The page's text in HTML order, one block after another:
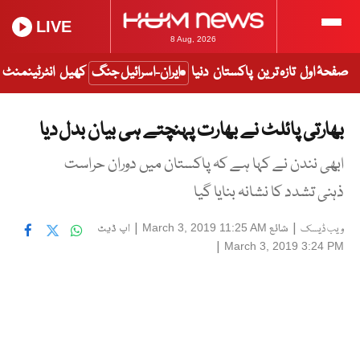
8 Aug, 2026
LIVE
صفحۂ اول تازہ ترین پاکستان دنیا ایران-اسرائیل جنگ کھیل انٹرٹینمنٹ
بھارتی پائلٹ نے بھارت پہنچتے ہی بیان بدل دیا
ابھی نندن نے کہا ہے کہ پاکستان میں دوران حراست
ذہنی تشدد کا نشانہ بنایا گیا
ویب ڈیسک | شائع March 3, 2019 11:25 AM
| اپ ڈیٹ
March 3, 2019 3:24 PM
|